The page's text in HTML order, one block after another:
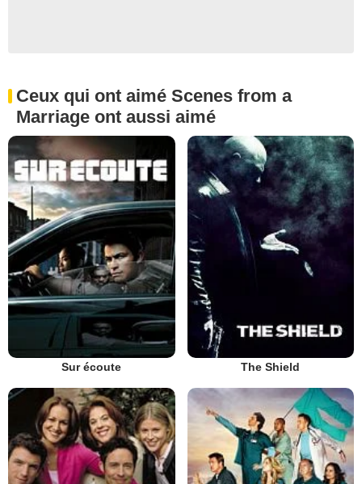
Ceux qui ont aimé Scenes from a
Marriage ont aussi aimé
Sur écoute The Shield